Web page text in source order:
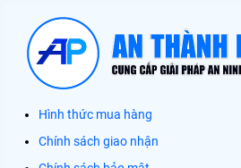
Hình thức mua hàng
Chính sách giao nhận